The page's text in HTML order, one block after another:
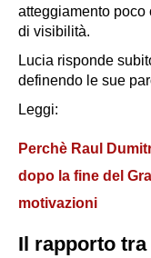
atteggiamento poco
di visibilità.
Lucia risponde
definendo le sue
Leggi:
Perchè Raul
dopo la fine del
motivazioni
Il rapporto